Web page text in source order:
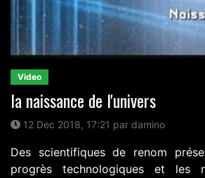
Video
la naissance de l'univers
12 Dec 2018, 17:21 par damino
Des scientifiques de renom
progrès technologiques et les